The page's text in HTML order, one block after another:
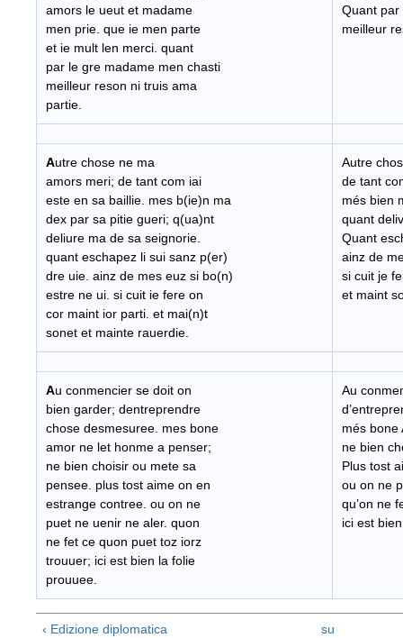
amors le ueut et madame
men prie. que ie men parte
et ie mult len merci. quant
par le gre madame men chasti
meilleur reson ni truis ama
partie.
Quant par
meilleur
Autre chose ne ma
amors meri; de tant com iai
este en sa baillie. mes b(ie)n ma
dex par sa pitie gueri; q(ua)nt
deliure ma de sa seignorie.
quant eschapez li sui sanz p(er)
dre uie. ainz de mes euz si bo(n)
estre ne ui. si cuit ie fere on
cor maint ior parti. et mai(n)t
sonet et mainte rauerdie.
Autre
de tant
més bien
quant
Quant
ainz de
si cuit je
et maint
Au conmencier se doit on
bien garder; dentreprendre
chose desmesuree. mes bone
amor ne let honme a penser;
ne bien choisir ou mete sa
pensee. plus tost aime on en
estrange contree. ou on ne
puet ne uenir ne aler. quon
ne fet ce quon puet toz iorz
trouuer; ici est bien la folie
prouuee.
Au
més bone
ne bien
Plus tost
ou on ne
qu’on ne
ici est
‹ Edizione diplomatica su